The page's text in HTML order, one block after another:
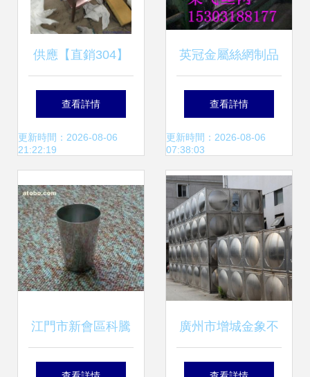
供應【直銷304】
不銹鋼制品與電鍍
加工制品圖片大全
業
查看詳情
更新時間：2026-08-06
21:22:19
英冠金屬絲網制品
廠的模具 創新與精
細制造的基石
查看詳情
更新時間：2026-08-06
07:38:03
江門市新會區科騰
不銹鋼制品 不銹鋼
廣州市增城金象不
銹鋼 節能承壓不銹